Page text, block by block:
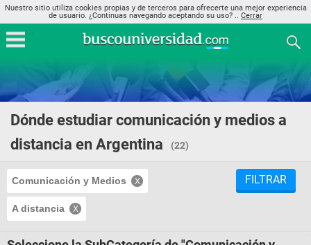
Nuestro sitio utiliza cookies propias y de terceros para ofrecerte una mejor experiencia
de usuario. ¿Continuas navegando aceptando su uso? .. Cerrar
Dónde estudiar comunicación y medios a
distancia en Argentina
(22)
Comunicación y Medios
A distancia
FILTRAR